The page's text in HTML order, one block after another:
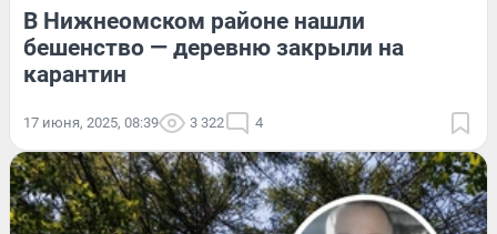
В Нижнеомском районе нашли
бешенство — деревню закрыли на
карантин
17 июня, 2025, 08:39 3 322 4